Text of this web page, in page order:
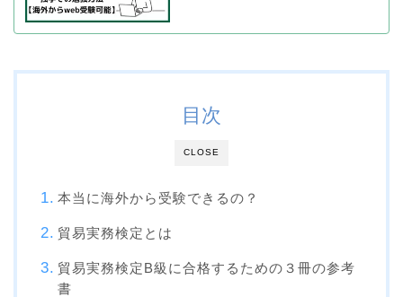
CLOSE
目次
本当に海外から受験できるの？
貿易実務検定とは
貿易実務検定B級に合格するための３冊の参考
書